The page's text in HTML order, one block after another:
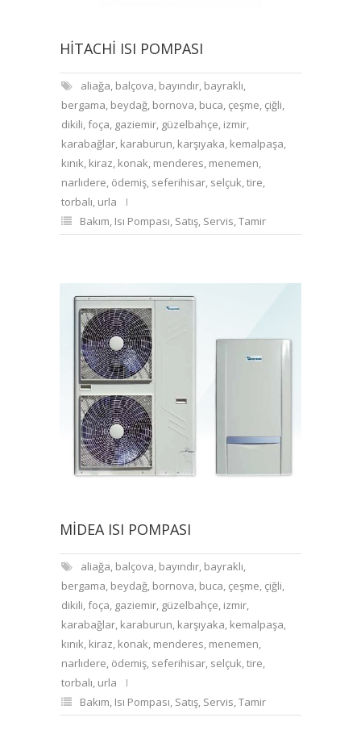
HITACHI ISI POMPASI
aliağa, balçova, bayındır, bayraklı,
bergama, beydağ, bornova, buca, çeşme, çiğli,
dikili,foça, gaziemir, güzelbahçe, izmir,
karabağlar, karaburun, karşıyaka, kemalpaşa,
kınık, kiraz, konak, menderes, menemen,
narlıdere, ödemiş, seferihisar, selçuk,tire,
torbalı, urla
Bakım, Isı Pompası, Satış, Servis,Tamir
MIDEA ISI POMPASI
aliağa, balçova, bayındır, bayraklı,
bergama, beydağ, bornova, buca, çeşme, çiğli,
dikili,foça, gaziemir, güzelbahçe, izmir,
karabağlar, karaburun, karşıyaka, kemalpaşa,
kınık, kiraz, konak, menderes, menemen,
narlıdere, ödemiş, seferihisar, selçuk,tire,
torbalı, urla
Bakım, Isı Pompası, Satış, Servis,Tamir